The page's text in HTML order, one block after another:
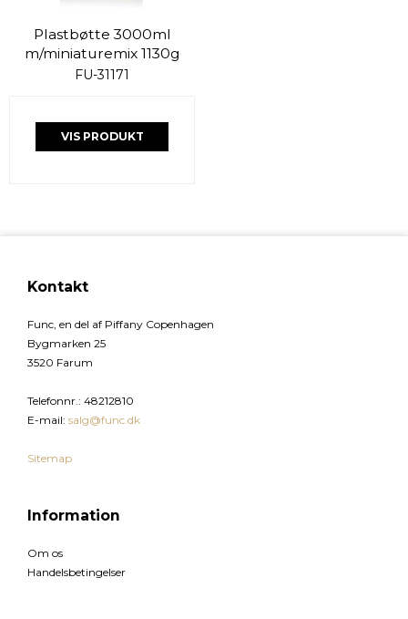
Plastbøtte 3000ml
m/miniaturemix 1130g
FU-31171
VIS PRODUKT
Kontakt
Func, en del af Piffany Copenhagen
Bygmarken 25
3520 Farum
Telefonnr.: 48212810
E-mail: salg@func.dk
Sitemap
Information
Om os
Handelsbetingelser